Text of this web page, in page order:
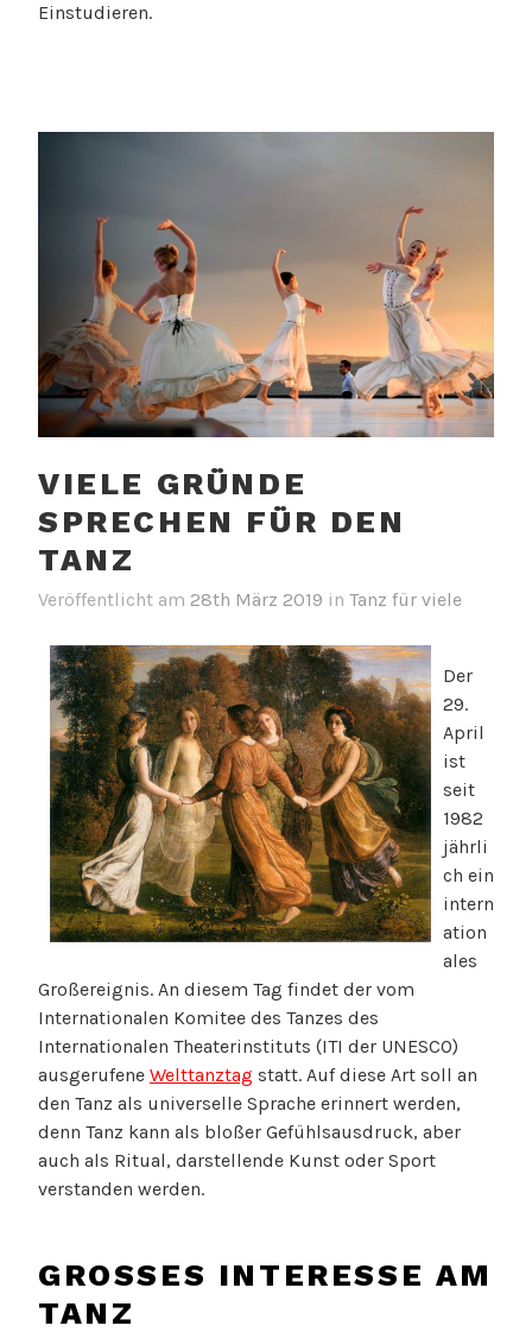
Einstudieren.
VIELE GRÜNDE
SPRECHEN FÜR DEN
TANZ
Veröffentlicht am 28th März 2019 in Tanz für viele
Der
29.
April
ist
seit
1982
jährli
ch ein
intern
ation
ales
Großereignis. An diesem Tag findet der vom
Internationalen Komitee des Tanzes des
Internationalen Theaterinstituts (ITI der UNESCO)
ausgerufene Welttanztag statt. Auf diese Art soll an
den Tanz als universelle Sprache erinnert werden,
denn Tanz kann als bloßer Gefühlsausdruck, aber
auch als Ritual, darstellende Kunst oder Sport
verstanden werden.
GROSSES INTERESSE AM T
ANZ